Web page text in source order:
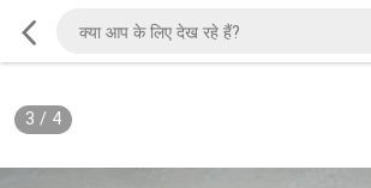
3 / 4